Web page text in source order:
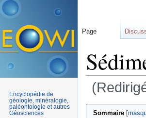
Sommaire[
Page
Encyclopédie de
géologie, minéralogie,
paléontologie et autres
Géosciences